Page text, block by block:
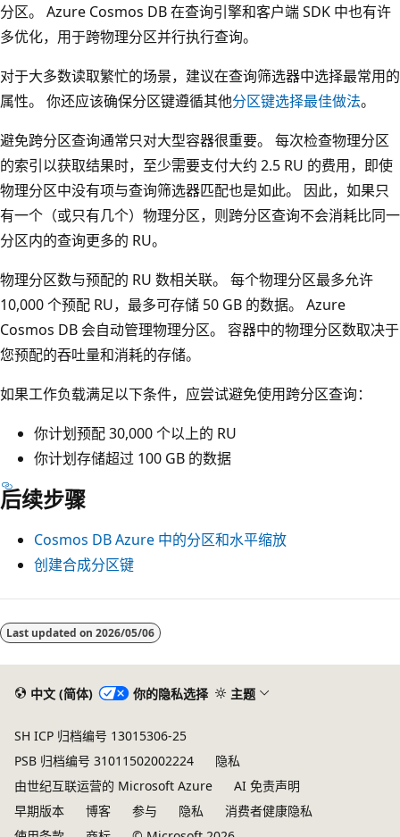
分区。 Azure Cosmos DB 在查询引擎和客户端 SDK 中也有许
多优化，用于跨物理分区并行执行查询。
对于大多数读取繁忙的场景，建议在查询筛选器中选择最常用的
属性。 你还应该确保分区键遵循其他分区键选择最佳做法。
避免跨分区查询通常只对大型容器很重要。 每次检查物理分区
的索引以获取结果时，至少需要支付大约 2.5 RU 的费用，即使
物理分区中没有项与查询筛选器匹配也是如此。 因此，如果只
有一个（或只有几个）物理分区，则跨分区查询不会消耗比同一
分区内的查询更多的 RU。
物理分区数与预配的 RU 数相关联。 每个物理分区最多允许
10,000 个预配 RU，最多可存储 50 GB 的数据。 Azure
Cosmos DB 会自动管理物理分区。 容器中的物理分区数取决于
您预配的吞吐量和消耗的存储。
如果工作负载满足以下条件，应尝试避免使用跨分区查询：
你计划预配 30,000 个以上的 RU
你计划存储超过 100 GB 的数据
后续步骤
Cosmos DB Azure 中的分区和水平缩放
创建合成分区键
Last updated on 2026/05/06
中文 (简体) 你的隐私选择 主题
SH ICP 归档编号 13015306-25
PSB 归档编号 31011502002224
隐私
由世纪互联运营的 Microsoft Azure
AI 免责声明
早期版本
博客 参与 隐私
消费者健康隐私